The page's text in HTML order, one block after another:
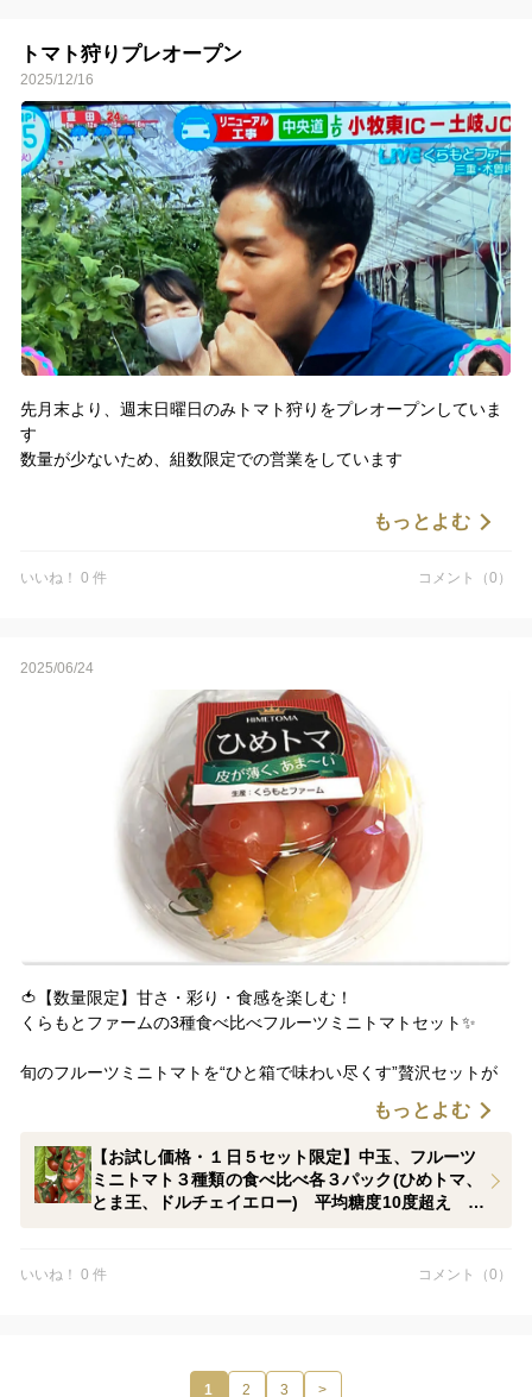
トマト狩りプレオープン
2025/12/16
先月末より、週末日曜日のみトマト狩りをプレオープンしていま
す
数量が少ないため、組数限定での営業をしています
とはいえ、ひめトマ、とま王(中玉)、ドルチェイエローに加えて
いずれもくらもとファーム独自の栽培方法によってあま~くなって
名古屋から車で30分ほどで来れますのでお近くの方はぜひお越し
(写真はテレビ取材を受けた時のものです)
もっとよむ
いいね！ 0 件 コメント（0）
2025/06/24
🍅【数量限定】甘さ・彩り・食感を楽しむ！
くらもとファームの3種食べ比べフルーツミニトマトセット✨
旬のフルーツミニトマトを“ひと箱で味わい尽くす”贅沢セットが
三重県桑名郡木曽岬町で大切に育てた、個性豊かな３品種を詰め
合わせました🌿
🍅セット内容（例）
さ。
🌟 ドルチェイエロー（黄）
もっとよむ
【お試し価格・１日５セット限定】中玉、フルーツ
ミニトマト３種類の食べ比べ各３パック(ひめトマ、
とま王、ドルチェイエロー) 平均糖度10度超え ９
いいね！ 0 件 コメント（0）
1 2 3 >